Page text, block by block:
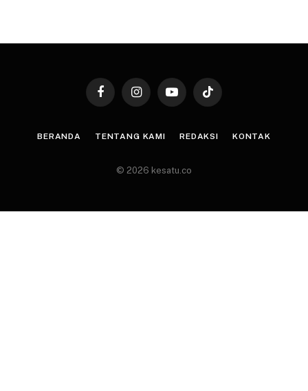
FacebookInstagramYouTubeTikTok
BERANDA TENTANG KAMI REDAKSI KONTAK
© 2026 kesatu.co